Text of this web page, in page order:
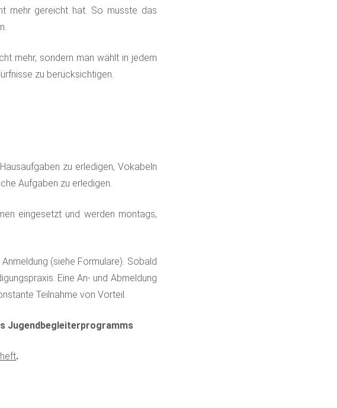
mehr gereicht hat. So musste das
mehr, sondern man wählt in jedem
zu berücksichtigen.
zu erledigen, Vokabeln
Aufgaben zu erledigen.
eingesetzt und werden montags,
(siehe Formulare). Sobald
Eine An- und Abmeldung
Teilnahme von Vorteil.
Jugendbegleiterprogramms
.